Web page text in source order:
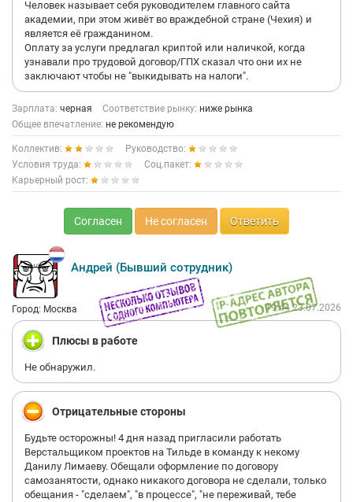
Человек называет себя руководителем главного сайта
академии, при этом живёт во враждебной стране (Чехия) и
является её гражданином.
Оплату за услуги предлагал криптой или наличкой, когда
узнавали про трудовой договор/ГПХ сказал что они их не
заключают чтобы не "выкидывать на налоги".
Зарплата: черная Соответствие рынку: ниже рынка
Общее впечатление: не рекомендую
Коллектив:
Руководство:
Условия труда:
Соц.пакет:
Карьерный рост:
Согласен Не согласен Ответить
Андрей (Бывший сотрудник)
Город: Москва 19:44 23.07.2026
Плюсы в работе
Не обнаружил.
Отрицательные стороны
Будьте осторожны! 4 дня назад пригласили работать
Верстальщиком проектов на Тильде в команду к некому
Данилу Лимаеву. Обещали оформление по договору
самозанятости, однако никакого договора не сделали, только
обещания - "сделаем", "в процессе", "не переживай, тебе